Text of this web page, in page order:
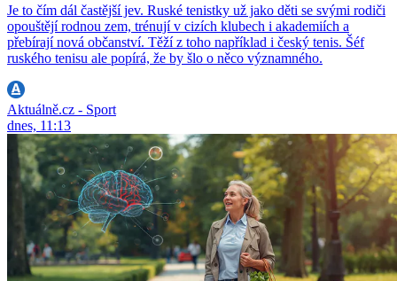
Je to čím dál častější jev. Ruské tenistky už jako děti se svými rodiči
opouštějí rodnou zem, trénují v cizích klubech i akademiích a
přebírají nová občanství. Těží z toho například i český tenis. Šéf
ruského tenisu ale popírá, že by šlo o něco významného.
Aktuálně.cz - Sport
dnes, 11:13